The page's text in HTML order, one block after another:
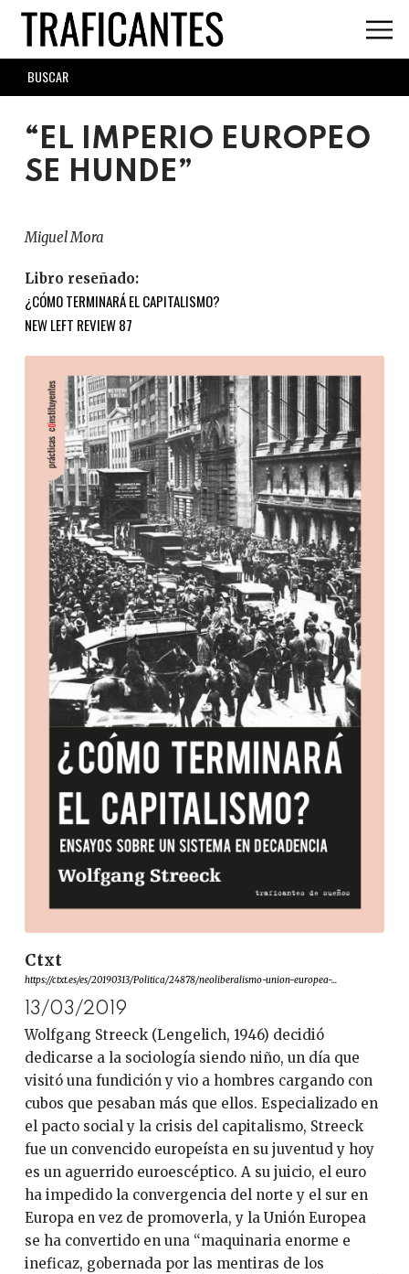
Skip
main
content
SEARCH
FORM
“EL IMPERIO EUROPEO
SE HUNDE”
Miguel Mora
Libro reseñado:
¿CÓMO TERMINARÁ EL CAPITALISMO?
NEW LEFT REVIEW 87
Ctxt
https://ctxt.es/es/20190313/Politica/24878/neoliberalismo-union-europea-...
13/03/2019
Wolfgang Streeck (Lengelich, 1946) decidió
dedicarse a la sociología siendo niño, un día que
visitó una fundición y vio a hombres cargando con
cubos que pesaban más que ellos. Especializado en
el pacto social y la crisis del capitalismo, Streeck
fue un convencido europeísta en su juventud y hoy
es un aguerrido euroescéptico. A su juicio, el euro
ha impedido la convergencia del norte y el sur en
Europa en vez de promoverla, y la Unión Europea
se ha convertido en una “maquinaria enorme e
ineficaz, gobernada por las mentiras de los